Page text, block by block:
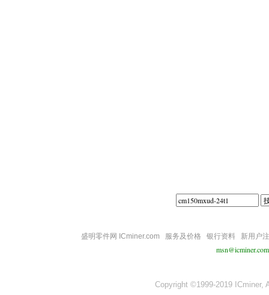
盛明零件网 ICminer.com 服务及价格 银行资料 新用户
msn@icminer.com
Copyright ©1999-2019 ICminer,